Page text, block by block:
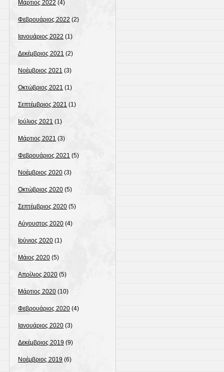
Μάρτιος 2022 (4)
Φεβρουάριος 2022 (2)
Ιανουάριος 2022 (1)
Δεκέμβριος 2021 (2)
Νοέμβριος 2021 (3)
Οκτώβριος 2021 (1)
Σεπτέμβριος 2021 (1)
Ιούλιος 2021 (1)
Μάρτιος 2021 (3)
Φεβρουάριος 2021 (5)
Νοέμβριος 2020 (3)
Οκτώβριος 2020 (5)
Σεπτέμβριος 2020 (5)
Αύγουστος 2020 (4)
Ιούνιος 2020 (1)
Μάιος 2020 (5)
Απρίλιος 2020 (5)
Μάρτιος 2020 (10)
Φεβρουάριος 2020 (4)
Ιανουάριος 2020 (3)
Δεκέμβριος 2019 (9)
Νοέμβριος 2019 (6)